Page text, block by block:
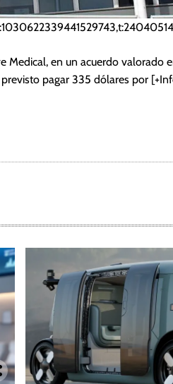
Medical, en un acuerdo valorado
pagar 335 dólares por